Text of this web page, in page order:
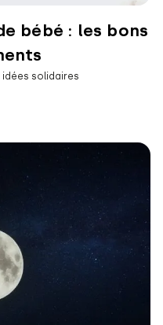
bébé : les bons
idées solidaires